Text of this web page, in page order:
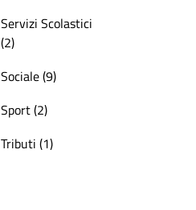
Servizi Scolastici
(2)
Sociale (9)
Sport (2)
Tributi (1)